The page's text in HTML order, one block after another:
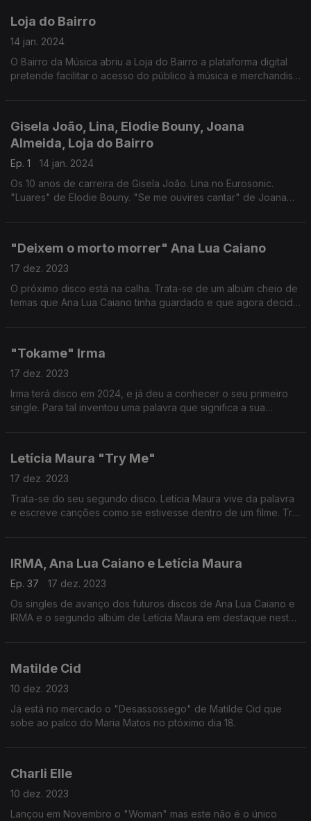
Loja do Bairro
14 jan. 2024
O Bairro da Música abriu a Loja do Bairro a plataforma digital
pretende facilitar o acesso do público à música e merchandise
Gisela João, Lina, Elodie Bouny, Joana
Almeida, Loja do Bairro
Ep. 1
14 jan. 2024
Os 10 anos de carreira de Gisela João. Lina no Eurosonic.
"Luares" de Elodie Bouny. "Se me ouvires cantar" de Joana
"Deixem o morto morrer" Ana Lua Caiano
17 dez. 2023
O próximo disco está na calha. Trata-se de um albúm cheio de
temas que Ana Lua Caiano tinha guardado e que agora decidiu
"Tokame" Irma
17 dez. 2023
Irma terá disco em 2024, e já deu a conhecer o seu primeiro
single. Para tal inventou uma palavra que significa a sua
Letícia Maura "Try Me"
17 dez. 2023
Trata-se do seu segundo disco. Letícia Maura vive da palavra
e escreve canções como se estivesse dentro de um filme. Try
IRMA, Ana Lua Caiano e Letícia Maura
Ep. 37
17 dez. 2023
Os singles de avanço dos futuros discos de Ana Lua Caiano e
IRMA e o segundo albúm de Letícia Maura em destaque neste
Matilde Cid
10 dez. 2023
Já está no mercado o "Desassossego" de Matilde Cid que
sobe ao palco do Maria Matos no ptóximo dia 18.
Charli Elle
10 dez. 2023
Lançou em Novembro o "Woman" mas este não é o único